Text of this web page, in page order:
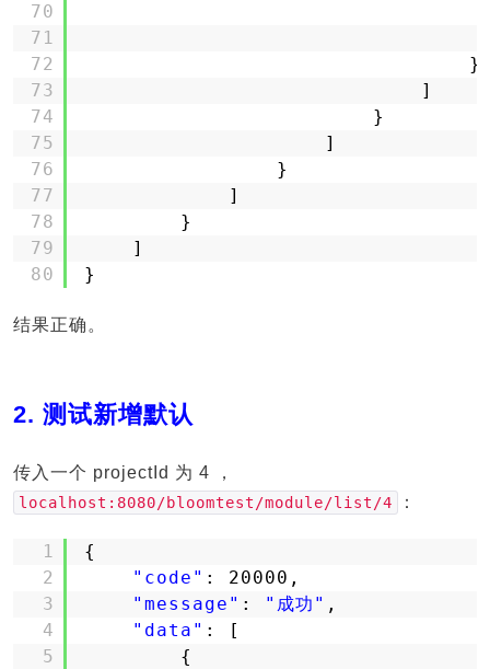
70
71
72
73
74
75
76
77
78
79
80
}
]
}
]
}
]
}
]
}
结果正确。
2. 测试新增默认
传入一个 projectId 为 4 ，
localhost:8080/bloomtest/module/list/4 ：
1
2
3
4
5
{
"code" : 20000,
"message" : "成功" ,
"data" : [
{